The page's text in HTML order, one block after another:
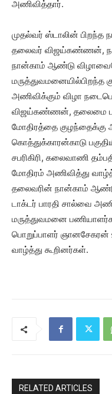
அணிவித்தார்.
முதல்வர் ஸ்டாலின் பிறந்த
தலைவர் விஜய்கண்ணன்,
நான்காம் ஆண்டு
மருத்துவமனையில்பிறந்த
அணிவிக்கும் விழா
விஜய்கண்ணன், தலைமை
மோதிரத்தை குழந்தைக்கு
கொத்துக்காரன்காடு
சபரிகிரி, கலைவாணி
மோதிரம் அணிவித்து
தலைவரின் நான்காம்
டாக்டர் பாரதி சால்வை
மருத்துவமனை
பொறுப்பாளர் ஞானசேகரன்
வாழ்த்து கூறினர்கள்.
RELATED ARTICLES